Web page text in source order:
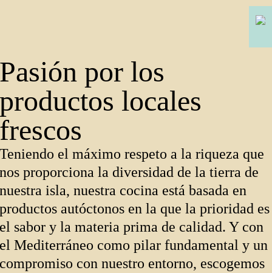
Pasión por los
productos locales
frescos
Teniendo el máximo respeto a la riqueza que
nos proporciona la diversidad de la tierra de
nuestra isla, nuestra cocina está basada en
productos autóctonos en la que la prioridad es
el sabor y la materia prima de calidad. Y con
el Mediterráneo como pilar fundamental y un
compromiso con nuestro entorno, escogemos